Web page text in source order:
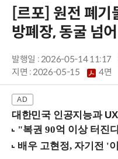
[르포] 원전 폐
방폐장, 동굴 넘
발행일 : 2026-05-14 11:17
지면 :2026-05-15 4면
대한민국 인공지능과 UX의 미